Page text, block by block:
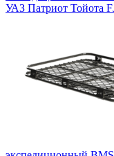
УАЗ Патриот Тойота